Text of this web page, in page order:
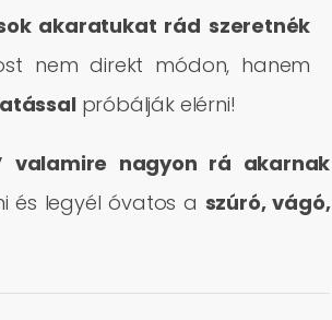
akaratukat rád szeretnék
nem direkt módon, hanem
próbálják elérni!
valamire nagyon rá akarnak
és legyél óvatos a szúró, vágó,